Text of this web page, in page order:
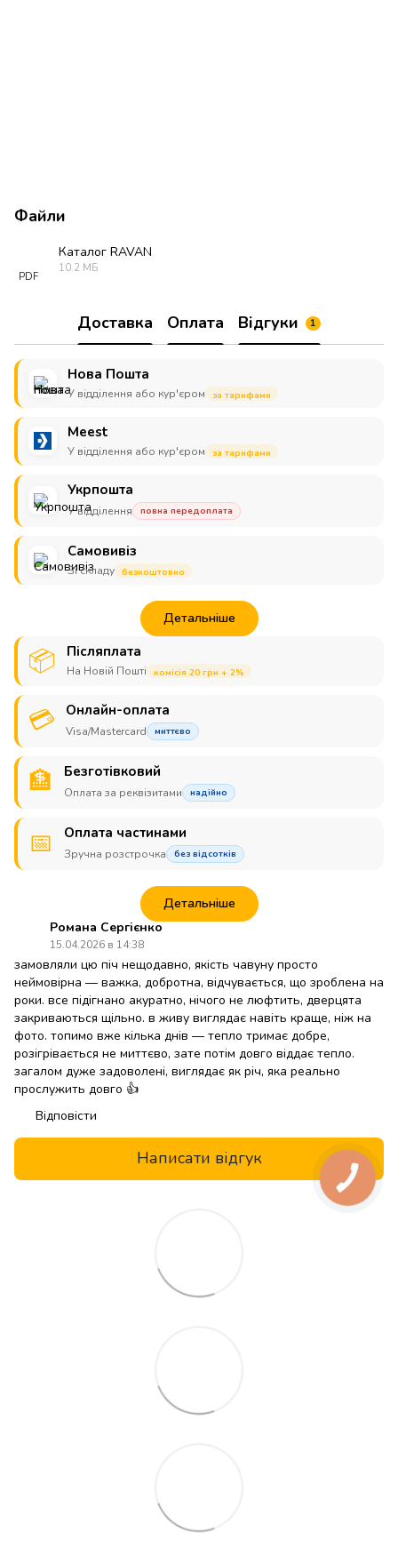
Файли
PDF
Каталог RAVAN
10.2 МБ
Доставка Оплата Відгуки 1
Нова Пошта
У відділення або кур'єром за тарифами
Meest
У відділення або кур'єром за тарифами
Укрпошта
У відділення повна передоплата
Самовивіз
Зі складу безкоштовно
Детальніше
📦 Післяплата
На Новій Пошті комісія 20 грн + 2%
💳 Онлайн-оплата
Visa/Mastercard миттєво
🏦 Безготівковий
Оплата за реквізитами надійно
📅 Оплата частинами
Зручна розстрочка без відсотків
Детальніше
Романа Сергієнко
15.04.2026 в 14:38
замовляли цю піч нещодавно, якість чавуну просто
неймовірна — важка, добротна, відчувається, що зроблена на
роки. все підігнано акуратно, нічого не люфтить, дверцята
закриваються щільно. в живу виглядає навіть краще, ніж на
фото. топимо вже кілька днів — тепло тримає добре,
розігрівається не миттєво, зате потім довго віддає тепло.
загалом дуже задоволені, виглядає як річ, яка реально
прослужить довго 👍
Відповісти
Написати відгук